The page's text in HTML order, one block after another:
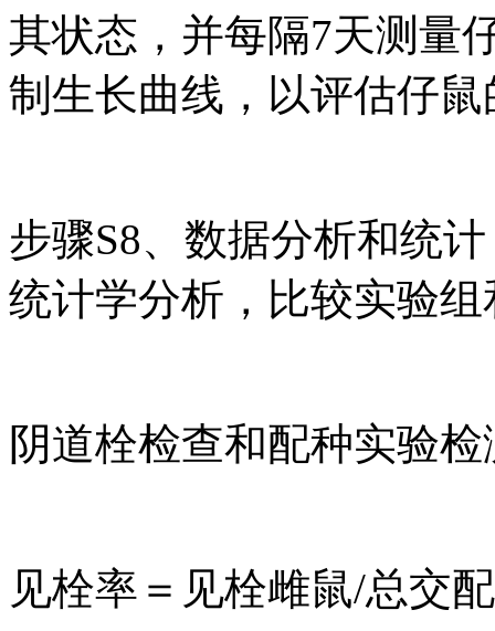
其状态，并每隔7天测量
制生长曲线，以评估仔
步骤S8、数据分析和统
统计学分析，比较实验
阴道栓检查和配种实验
见栓率＝见栓雌鼠/总交